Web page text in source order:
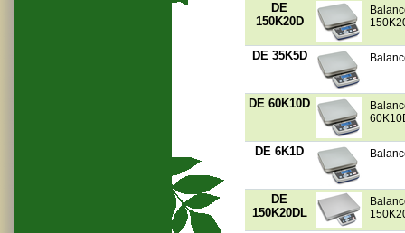
DE
150K20D
DE 35K5D
DE 60K10D
DE 6K1D
DE
150K20DL